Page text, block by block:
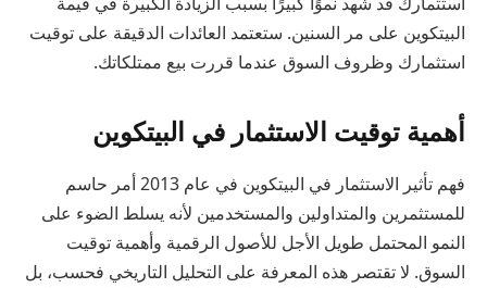
البيتكوين على مر السنين. ستعتمد العائدات الدقيقة على توقيت
استثمارك وظروف السوق عندما قررت بيع ممتلكاتك.
أهمية توقيت الاستثمار في البيتكوين
فهم تأثير الاستثمار في البيتكوين في عام 2013 أمر حاسم
للمستثمرين والمتداولين والمستخدمين لأنه يسلط الضوء على
النمو المحتمل طويل الأجل للأصول الرقمية وأهمية توقيت
السوق. لا تقتصر هذه المعرفة على التحليل التاريخي فحسب، بل